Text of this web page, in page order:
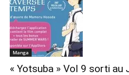
Manga
« Yotsuba » Vol 9 sorti au